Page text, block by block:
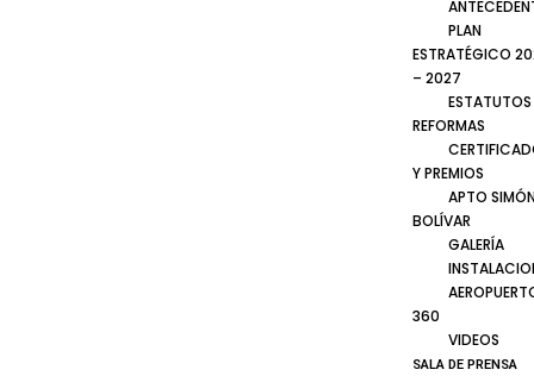
PLAN
ESTRATÉGICO
– 2027
ESTATUTOS
REFORMAS
Y PREMIOS
APTO
BOLÍVAR
GALERÍA
360
VIDEOS
SALA DE PRENSA